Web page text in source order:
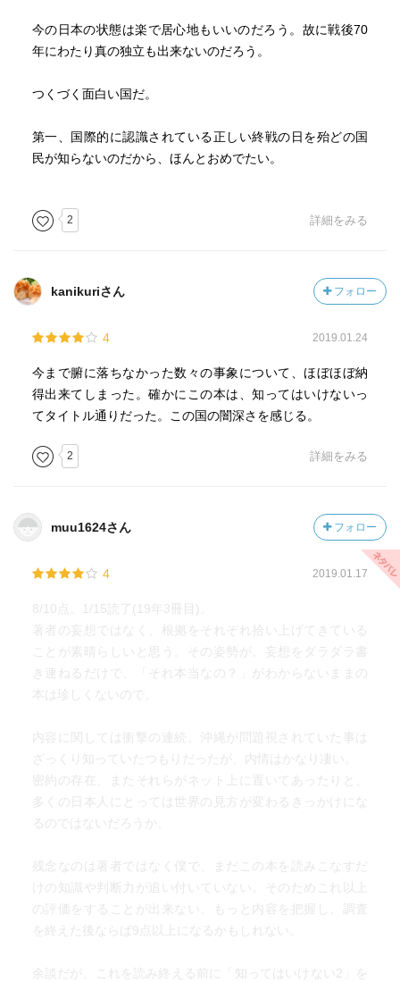
今の日本の状態は楽で居心地もいいのだろう。故に戦後70
年にわたり真の独立も出来ないのだろう。
つくづく面白い国だ。
第一、国際的に認識されている正しい終戦の日を殆どの国
民が知らないのだから、ほんとおめでたい。
2 詳細をみる
kanikuriさん フォロー
4 2019.01.24
今まで腑に落ちなかった数々の事象について、ほぼほぼ納
得出来てしまった。確かにこの本は、知ってはいけないっ
てタイトル通りだった。この国の闇深さを感じる。
2 詳細をみる
muu1624さん フォロー
4 2019.01.17
8/10点。1/15読了(19年3冊目)。
著者の妄想ではなく、根拠をそれぞれ拾い上げてきている
ことが素晴らしいと思う。その姿勢が。妄想をダラダラ書
き連ねるだけで、「それ本当なの？」がわからないままの
本は珍しくないので。
内容に関しては衝撃の連続。沖縄が問題視されていた事は
ざっくり知っていたつもりだったが、内情はかなり凄い。
密約の存在、またそれらがネット上に置いてあったりと、
多くの日本人にとっては世界の見方が変わるきっかけにな
るのではないだろうか。
残念なのは著者ではなく僕で、まだこの本を読みこなすだ
けの知識や判断力が追い付いていない。そのためこれ以上
の評価をすることが出来ない。もっと内容を把握し、調査
を終えた後ならば9点以上になるかもしれない。
余談だが、これを読み終える前に「知ってはいけない2」を